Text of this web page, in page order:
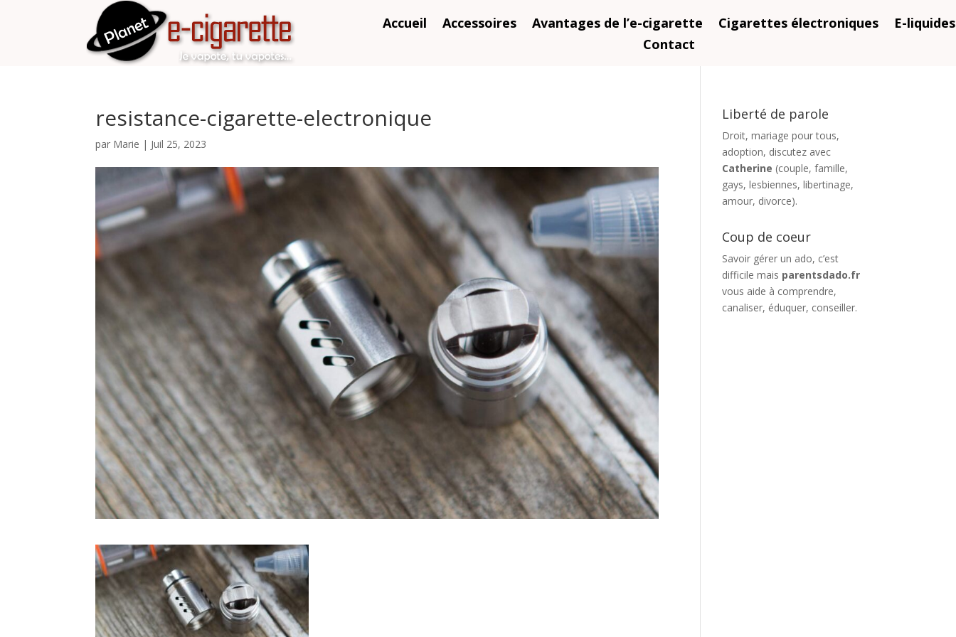
Accueil Accessoires Avantages de l’e-cigarette Cigarettes électroniques
E-liquides
Contact
resistance-cigarette-electronique
par Marie | Juil 25, 2023
Liberté de parole
Droit, mariage pour tous,
adoption, discutez avec
Catherine (couple, famille,
gays, lesbiennes, libertinage,
amour, divorce).
Coup de coeur
Savoir gérer un ado, c’est
difficile mais parentsdado.fr
vous aide à comprendre,
canaliser, éduquer, conseiller.